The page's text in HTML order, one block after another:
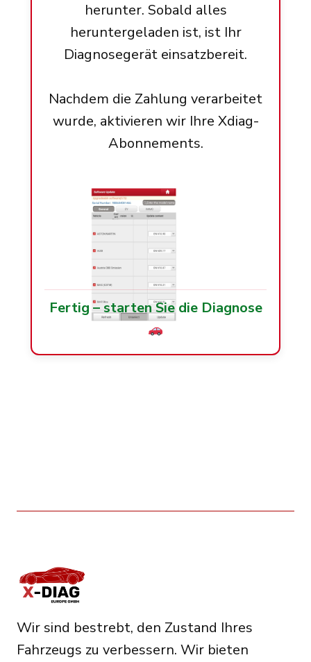
herunter. Sobald alles
heruntergeladen ist, ist Ihr
Diagnosegerät einsatzbereit.
Nachdem die Zahlung verarbeitet
wurde, aktivieren wir Ihre Xdiag-
Abonnements.
Fertig – starten Sie die Diagnose
Wir sind bestrebt, den Zustand Ihres
Fahrzeugs zu verbessern. Wir bieten